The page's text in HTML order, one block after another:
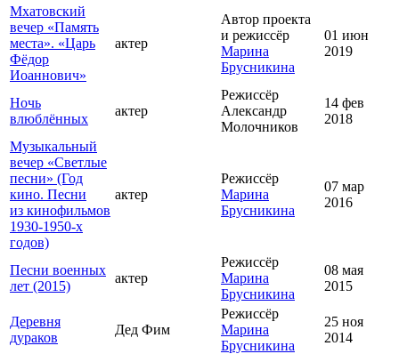
Мхатовский
вечер «Память
места». «Царь
Фёдор
Иоаннович»
актер
Автор проекта
и режиссёр
Марина
Брусникина
01 июн
2019
Ночь
влюблённых
актер
Режиссёр
Александр
Молочников
14 фев
2018
Музыкальный
вечер «Светлые
песни» (Год
кино. Песни
из кинофильмов
1930-1950-х
годов)
актер
Режиссёр
Марина
Брусникина
07 мар
2016
Песни военных
лет (2015)
актер
Режиссёр
Марина
Брусникина
08 мая
2015
Деревня
дураков
Дед Фим
Режиссёр
Марина
Брусникина
25 ноя
2014